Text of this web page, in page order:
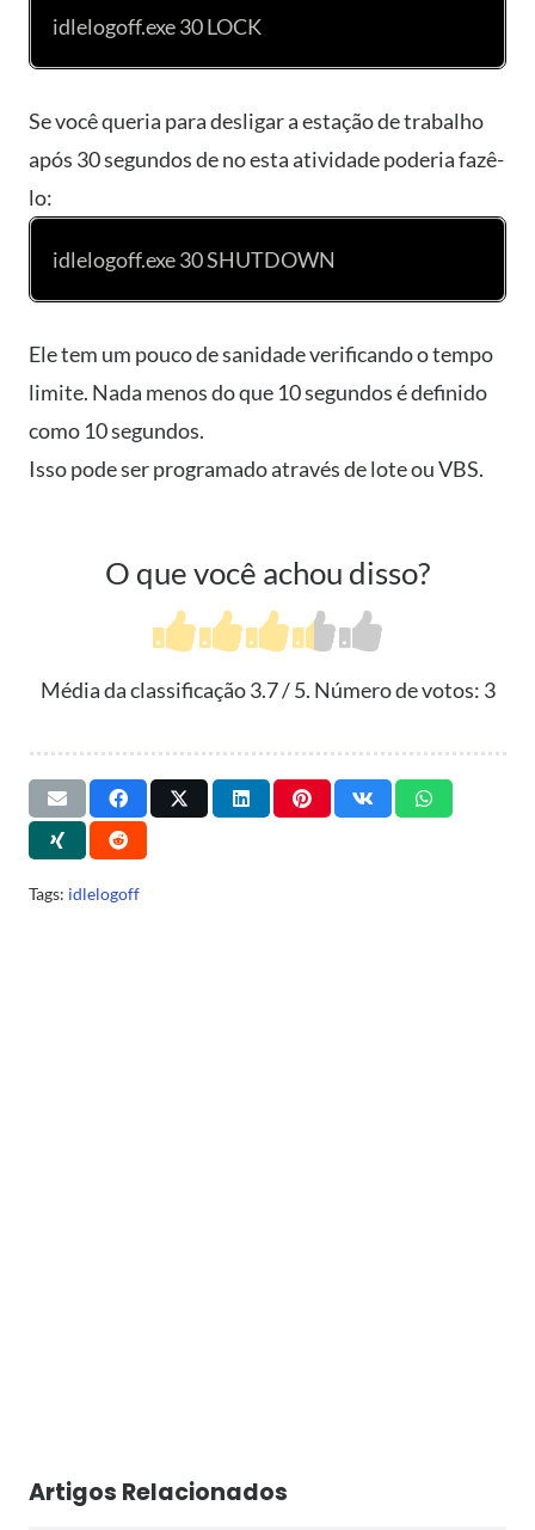
idlelogoff.exe 30 LOCK
Se você queria para desligar a estação de trabalho
após 30 segundos de no esta atividade poderia fazê-
lo:
idlelogoff.exe 30 SHUTDOWN
Ele tem um pouco de sanidade verificando o tempo
limite. Nada menos do que 10 segundos é definido
como 10 segundos.
Isso pode ser programado através de lote ou VBS.
O que você achou disso?
Média da classificação3.7/ 5. Número de votos: 3
Tags: idlelogoff
Artigos Relacionados